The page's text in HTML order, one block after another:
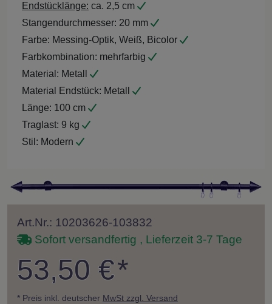
Endstücklänge: ca. 2,5 cm
Stangendurchmesser: 20 mm
Farbe: Messing-Optik, Weiß, Bicolor
Farbkombination: mehrfarbig
Material: Metall
Material Endstück: Metall
Länge: 100 cm
Traglast: 9 kg
Stil: Modern
Art.Nr.: 10203626-103832
Sofort versandfertig , Lieferzeit 3-7 Tage
53,50 €*
* Preis inkl. deutscher MwSt zzgl. Versand